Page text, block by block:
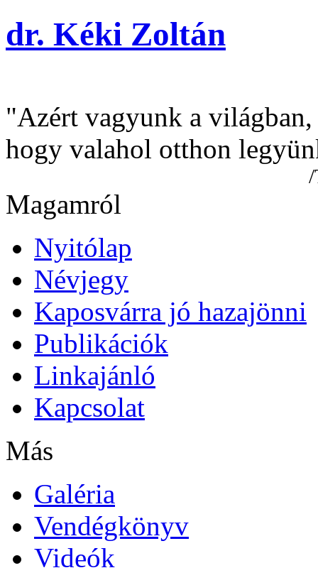
dr. Kéki Zoltán
"Azért vagyunk a világban,
hogy valahol otthon
/Tamási
Magamról
Nyitólap
Névjegy
Kaposvárra jó hazajönni
Publikációk
Linkajánló
Kapcsolat
Más
Galéria
Vendégkönyv
Videók